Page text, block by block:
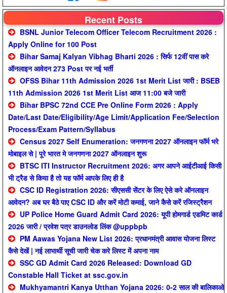
Recent Posts
BSNL Junior Telecom Officer Telecom Recruitment 2026 :
Apply Online for 100 Post
Bihar Samaj Kalyan Vibhag Bharti 2026 : सिर्फ 12वीं पास करे
ऑनलाइन आवेदन 273 Post पर नई भर्ती
OFSS Bihar 11th Admission 2026 1st Merit List जारी : BSEB
11th Admission 2026 1st Merit List आज 11:00 बजे जारी
Bihar BPSC 72nd CCE Pre Online Form 2026 : Apply
Date/Last Date/Eligibility/Age Limit/Application Fee/Selection
Process/Exam Pattern/Syllabus
Census 2027 Self Enumeration: जनगणना 2027 ऑनलाइन फॉर्म भरे
मोबाइल से | पूरे भारत मे जनगणना 2027 ऑनलाइन शुरू
BTSC ITI Instructor Recruitment 2026: अगर आपने आईटीआई किसी
भी ट्रैड से किया है तो यह फॉर्म आपके लिए ही है
CSC ID Registration 2026: सीएससी सेंटर के लिए ऐसे करे ऑनलाइन
आवेदन? अब घर बैठे पाए CSC ID और करें मोटी कमाई, जाने कैसे करें रजिस्ट्रैशन
UP Police Home Guard Admit Card 2026: यूपी होमगार्ड एडमिट कार्ड
2026 जारी / प्रवेश पत्र डाउनलोड लिंक @uppbpb
PM Aawas Yojana New List 2026: प्रधानमंत्री आवास योजना लिस्ट
कैसे देखें | नई लाभार्थी सूची जारी चेक करे लिस्ट में अपना नाम
SSC GD Admit Card 2026 Released: Download GD
Constable Hall Ticket at ssc.gov.in
Mukhyamantri Kanya Utthan Yojana 2026: 0-2 साल की बालिकाओ